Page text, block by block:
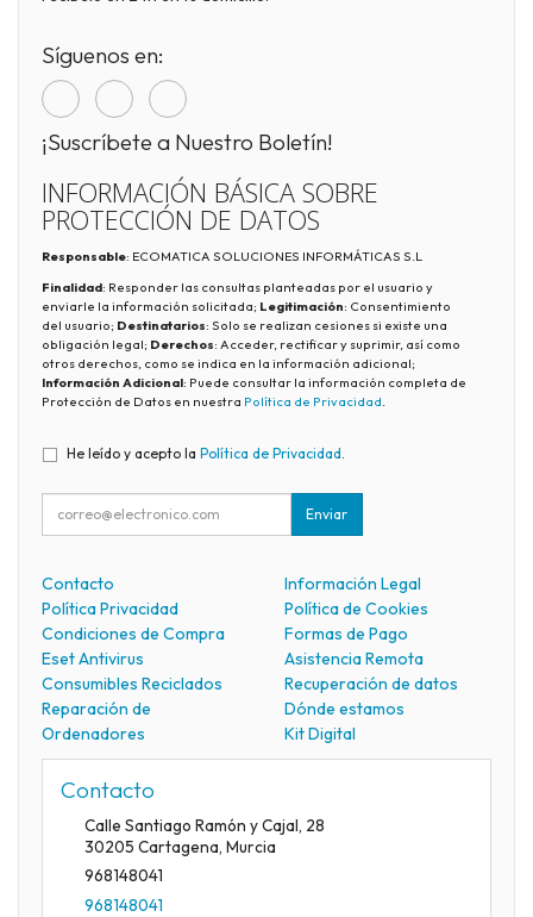
Síguenos en:
¡Suscríbete a Nuestro Boletín!
INFORMACIÓN BÁSICA SOBRE
PROTECCIÓN DE DATOS
Responsable: ECOMATICA SOLUCIONES INFORMÁTICAS S.L
Finalidad: Responder las consultas planteadas por el usuario y
enviarle la información solicitada; Legitimación: Consentimiento
del usuario; Destinatarios: Solo se realizan cesiones si existe una
obligación legal; Derechos: Acceder, rectificar y suprimir, así como
otros derechos, como se indica en la información adicional;
Información Adicional: Puede consultar la información completa de
Protección de Datos en nuestra Política de Privacidad.
He leído y acepto la Política de Privacidad
Enviar
Contacto
Información Legal
Política Privacidad
Política de Cookies
Condiciones de Compra
Formas de Pago
Eset Antivirus
Asistencia Remota
Consumibles Reciclados
Recuperación de datos
Reparación de
Ordenadores
Dónde estamos
Kit Digital
Contacto
Calle Santiago Ramón y Cajal, 28
30205 Cartagena, Murcia
968148041
968148041